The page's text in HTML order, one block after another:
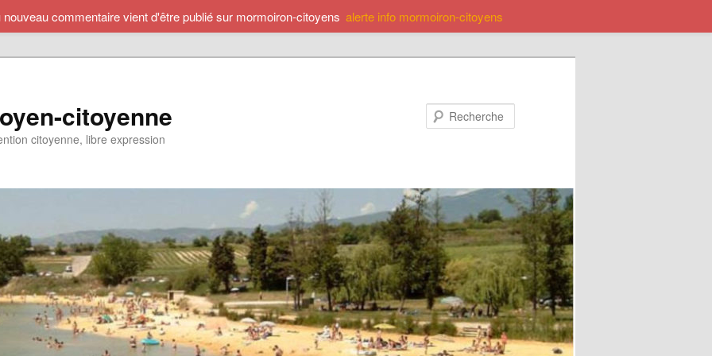
citoyenne
citoyenne, libre expression
commentaire vient d'être publié sur mormoiron-citoyens alerte info mormoiron-citoyens